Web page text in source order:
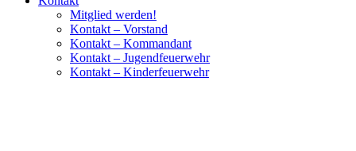
Mitglied werden!
Kontakt – Vorstand
Kontakt – Kommandant
Kontakt – Jugendfeuerwehr
Kontakt – Kinderfeuerwehr